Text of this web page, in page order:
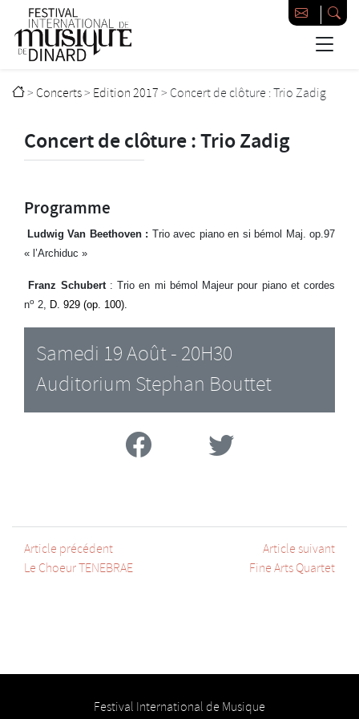
Passer au contenu principal
Festival international de musique de Dinard
> Concerts> Edition 2017> Concert de clôture : Trio Zadig
Concert de clôture : Trio Zadig
Programme
Ludwig Van Beethoven : Trio avec piano en si bémol Maj. op.97
« l’Archiduc »
Franz Schubert: Trio en mi bémol Majeur pour piano et cordes
no 2, D . 929 (op. 100).
Samedi 19 Août - 20H30
Auditorium Stephan Bouttet
FacebookTwitter
Article précédent
Le Choeur TENEBRAE
Article suivant
Fine Arts Quartet
Festival International de Musique